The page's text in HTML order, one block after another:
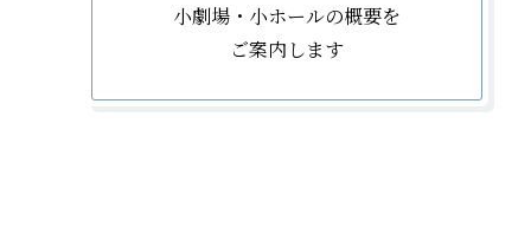
小劇場・小ホールの概要を
ご案内します